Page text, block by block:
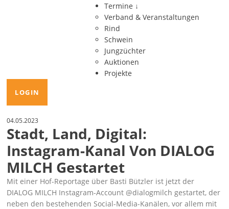
Termine ↓
Verband & Veranstaltungen
Rind
Schwein
Jungzüchter
Auktionen
Projekte
LOGIN
04.05.2023
Stadt, Land, Digital:
Instagram-Kanal Von DIALOG
MILCH Gestartet
Mit einer Hof-Reportage über Basti Bützler ist jetzt der
DIALOG MILCH Instagram-Account @dialogmilch gestartet, der
neben den bestehenden Social-Media-Kanälen, vor allem mit